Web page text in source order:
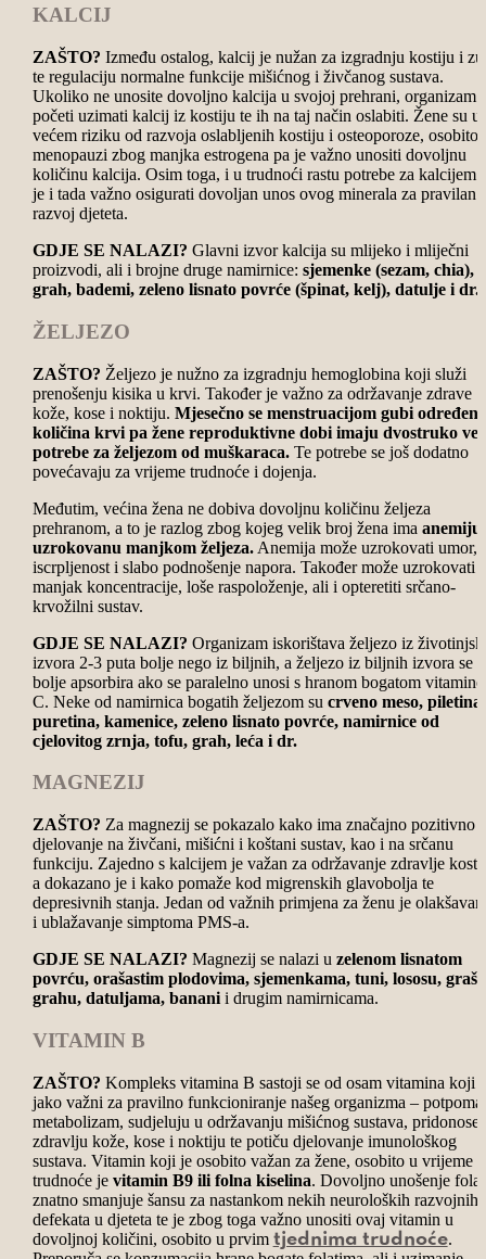
KALCIJ
ZAŠTO? Između ostalog, kalcij je nužan za izgradnju kostiju i
te regulaciju normalne funkcije mišićnog i živčanog sustava.
Ukoliko ne unosite dovoljno kalcija u svojoj prehrani, organizam
početi uzimati kalcij iz kostiju te ih na taj način oslabiti. Žene su u
većem riziku od razvoja oslabljenih kostiju i osteoporoze, osobito
menopauzi zbog manjka estrogena pa je važno unositi dovoljnu
količinu kalcija. Osim toga, i u trudnoći rastu potrebe za kalcijem
je i tada važno osigurati dovoljan unos ovog minerala za pravilan
razvoj djeteta.
GDJE SE NALAZI? Glavni izvor kalcija su mlijeko i mliječni
proizvodi, ali i brojne druge namirnice: sjemenke (sezam, chia),
grah, bademi, zeleno lisnato povrće (špinat, kelj), datulje i dr.
ŽELJEZO
ZAŠTO? Željezo je nužno za izgradnju hemoglobina koji služi
prenošenju kisika u krvi. Također je važno za održavanje zdrave
kože, kose i noktiju. Mjesečno se menstruacijom gubi određena
količina krvi pa žene reproduktivne dobi imaju dvostruko
potrebe za željezom od muškaraca.Te potrebe se još dodatno
povećavaju za vrijeme trudnoće i dojenja.
Međutim, većina žena ne dobiva dovoljnu količinu željeza
prehranom, a to je razlog zbog kojeg velik broj žena ima anemiju
uzrokovanu manjkom željeza.Anemija može uzrokovati umor,
iscrpljenost i slabo podnošenje napora. Također može uzrokovati
manjak koncentracije, loše raspoloženje, ali i opteretiti srčano-
krvožilni sustav.
GDJE SE NALAZI? Organizam iskorištava željezo iz
izvora 2-3 puta bolje nego iz biljnih, a željezo iz biljnih izvora se
bolje apsorbira ako se paralelno unosi s hranom bogatom
C. Neke od namirnica bogatih željezom su crveno meso, piletina
puretina, kamenice, zeleno lisnato povrće, namirnice od
cjelovitog zrnja, tofu, grah, leća i dr.
MAGNEZIJ
ZAŠTO? Za magnezij se pokazalo kako ima značajno pozitivno
djelovanje na živčani, mišićni i koštani sustav, kao i na srčanu
funkciju. Zajedno s kalcijem je važan za održavanje zdravlje
a dokazano je i kako pomaže kod migrenskih glavobolja te
depresivnih stanja. Jedan od važnih primjena za ženu je
i ublažavanje simptoma PMS-a.
GDJE SE NALAZI? Magnezij se nalazi u zelenom lisnatom
povrću, orašastim plodovima, sjemenkama, tuni, lososu,
grahu, datuljama, bananii drugim namirnicama.
VITAMIN B
ZAŠTO? Kompleks vitamina B sastoji se od osam vitamina koji
jako važni za pravilno funkcioniranje našeg organizma –
metabolizam, sudjeluju u održavanju mišićnog sustava, pridonose
zdravlju kože, kose i noktiju te potiču djelovanje imunološkog
sustava. Vitamin koji je osobito važan za žene, osobito u vrijeme
trudnoće je vitamin B9 ili folna kiselina. Dovoljno unošenje
znatno smanjuje šansu za nastankom nekih neuroloških razvojnih
defekata u djeteta te je zbog toga važno unositi ovaj vitamin u
dovoljnoj količini, osobito u prvim tjednima trudnoće.